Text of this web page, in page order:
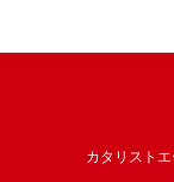
カタリスト